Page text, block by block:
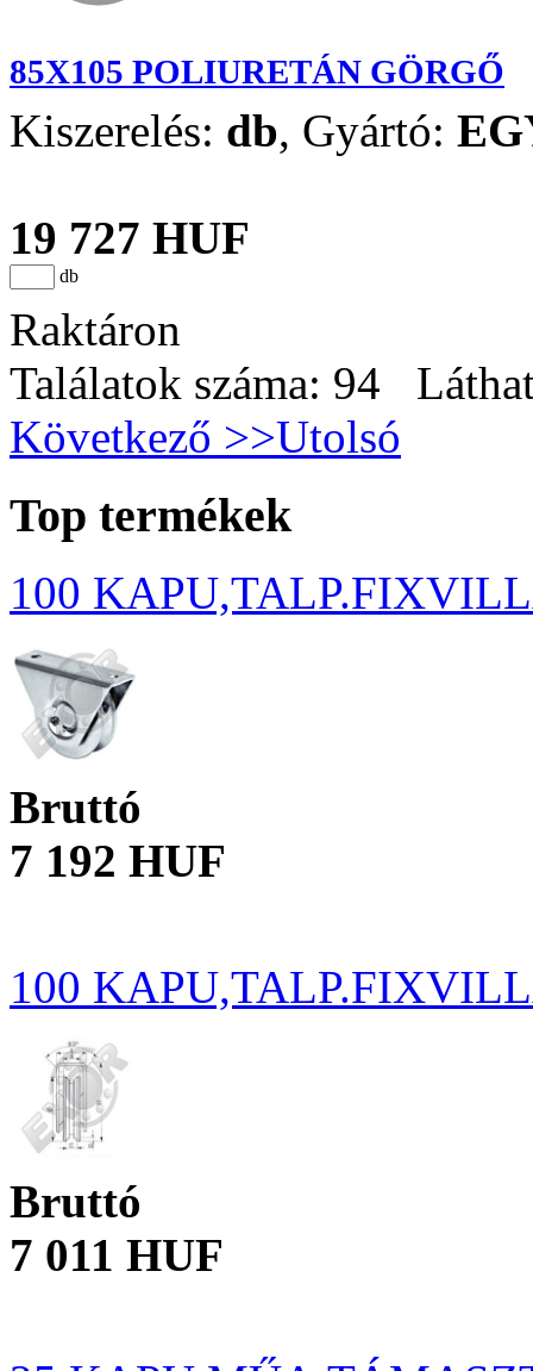
85X105 POLIURETÁN GÖRGŐ
Kiszerelés: db, Gyártó:
19 727 HUF
db
Raktáron
Találatok száma: 94
Következő >>Utolsó
Top termékek
100
Bruttó
7 192 HUF
100
Bruttó
7 011 HUF